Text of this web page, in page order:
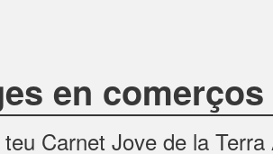
en
Carnet Jove de la